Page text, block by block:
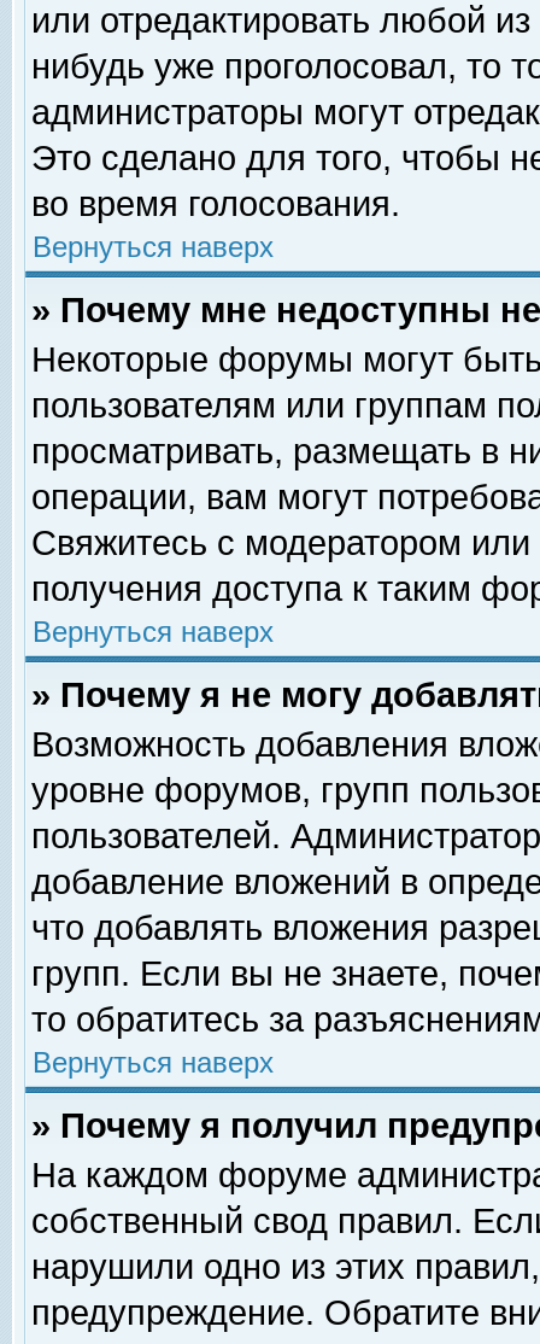
или отредактировать любой
нибудь уже проголосовал, то
администраторы могут
Это сделано для того, чтобы
во время голосования.
Вернуться наверх
» Почему мне недоступны
Некоторые форумы могут
пользователям или группам
просматривать, размещать в
операции, вам могут
Свяжитесь с модератором
получения доступа к таким
Вернуться наверх
» Почему я не могу
Возможность добавления
уровне форумов, групп
пользователей.
добавление вложений в
что добавлять вложения
групп. Если вы не знаете,
то обратитесь за
Вернуться наверх
» Почему я получил
На каждом форуме
собственный свод правил.
нарушили одно из этих
предупреждение. Обратите